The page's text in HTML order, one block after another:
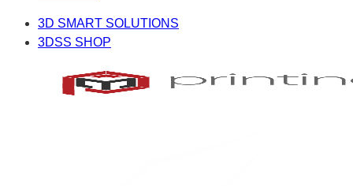
3D SMART SOLUTIONS
3DSS SHOP